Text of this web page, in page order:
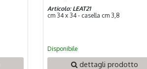
Articolo: LEAT21
cm 34 x 34 - casella cm 3,8
Disponibile
dettagli prodotto